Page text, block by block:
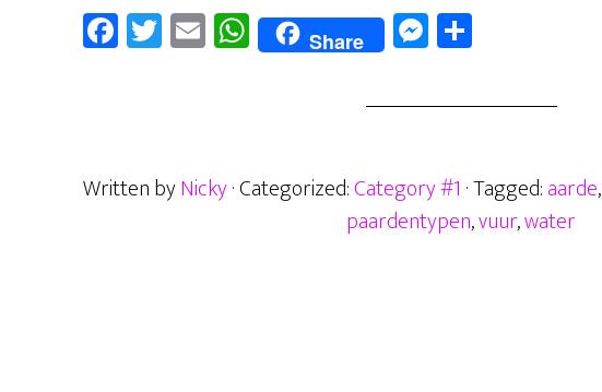
is
Fa
ce
k
T
wi
E
m
W
ha
p
p
Share M
es
se
ge
r
en
Written byNicky· Categorized:Category #1 · Tagged:aarde,
paardentypen,vuur,water